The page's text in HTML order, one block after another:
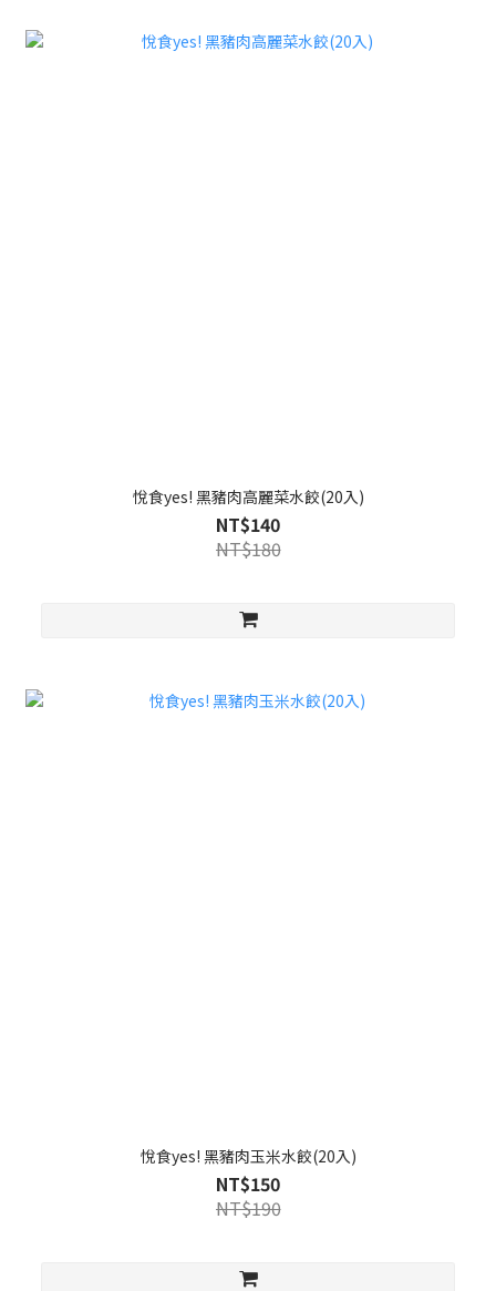
悅食yes! 黑豬肉高麗菜水餃(20入)
NT$140
NT$180
悅食yes! 黑豬肉玉米水餃(20入)
NT$150
NT$190